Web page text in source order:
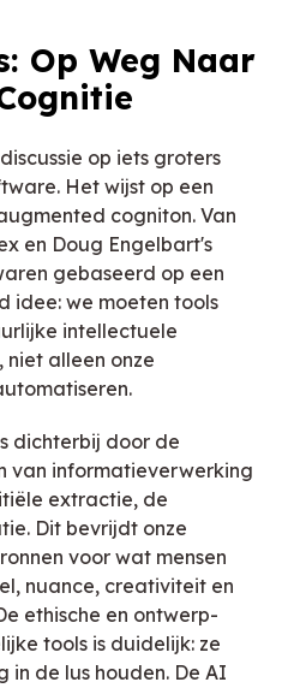
Op Weg Naar
op iets groters
Het wijst op een
cogniton. Van
en Doug Engelbart's
gebaseerd op een
idee: we moeten tools
intellectuele
niet alleen onze
dichterbij door de
van informatieverwerking
extractie, de
Dit bevrijdt onze
voor wat mensen
nuance, creativiteit en
ethische en ontwerp-
tools is duidelijk: ze
in de lus houden. De AI